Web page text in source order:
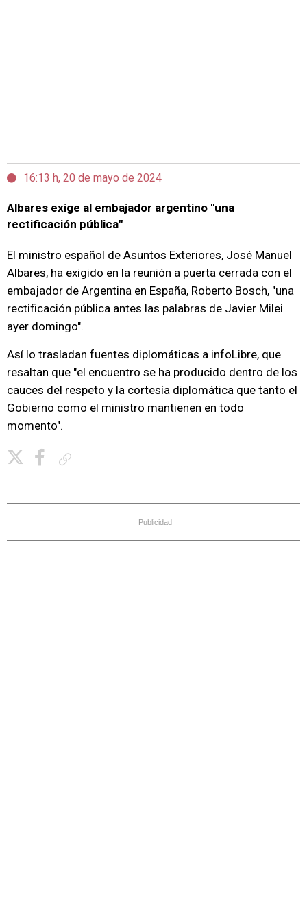
16:13 h, 20 de mayo de 2024
Albares exige al embajador argentino "una
rectificación pública"
El ministro español de Asuntos Exteriores, José Manuel
Albares, ha exigido en la reunión a puerta cerrada con el
embajador de Argentina en España, Roberto Bosch, "una
rectificación pública antes las palabras de Javier Milei
ayer domingo".
Así lo trasladan fuentes diplomáticas a infoLibre, que
resaltan que "el encuentro se ha producido dentro de los
cauces del respeto y la cortesía diplomática que tanto el
Gobierno como el ministro mantienen en todo
momento".
Publicidad